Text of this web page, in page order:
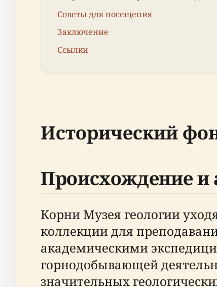
Советы для посещения
Заключение
Ссылки
Исторический
Происхождение и
Корни Музея геологии
коллекции для
академическими
горнодобывающей
значительных